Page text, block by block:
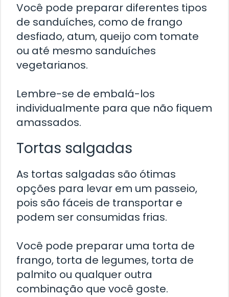
Você pode preparar diferentes tipos
de sanduíches, como de frango
desfiado, atum, queijo com tomate
ou até mesmo sanduíches
vegetarianos.
Lembre-se de embalá-los
individualmente para que não fiquem
amassados.
Tortas salgadas
As tortas salgadas são ótimas
opções para levar em um passeio,
pois são fáceis de transportar e
podem ser consumidas frias.
Você pode preparar uma torta de
frango, torta de legumes, torta de
palmito ou qualquer outra
combinação que você goste.